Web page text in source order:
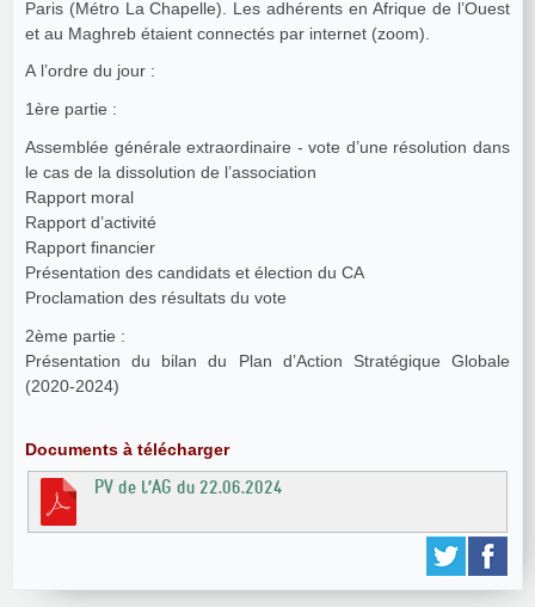
Paris (Métro La Chapelle). Les adhérents en Afrique de l’Ouest
et au Maghreb étaient connectés par internet (zoom).
A l’ordre du jour :
1ère partie :
Assemblée générale extraordinaire - vote d’une résolution dans
le cas de la dissolution de l’association
Rapport moral
Rapport d’activité
Rapport financier
Présentation des candidats et élection du CA
Proclamation des résultats du vote
2ème partie :
Présentation du bilan du Plan d’Action Stratégique Globale
(2020-2024)
Documents à télécharger
PV de l’AG du 22.06.2024